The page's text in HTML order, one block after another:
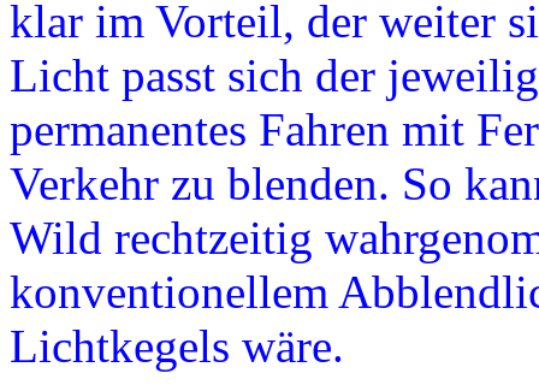
klar im Vorteil, der weiter
Licht passt sich der
permanentes Fahren mit
Verkehr zu blenden. So
Wild rechtzeitig
konventionellem
Lichtkegels wäre.